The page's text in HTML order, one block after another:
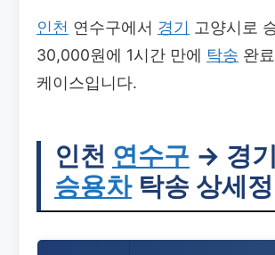
인천 연수구에서 경기 고양시로
30,000원에 1시간 만에 탁송 완
케이스입니다.
인천 연수구 → 경기
승용차탁송 상세